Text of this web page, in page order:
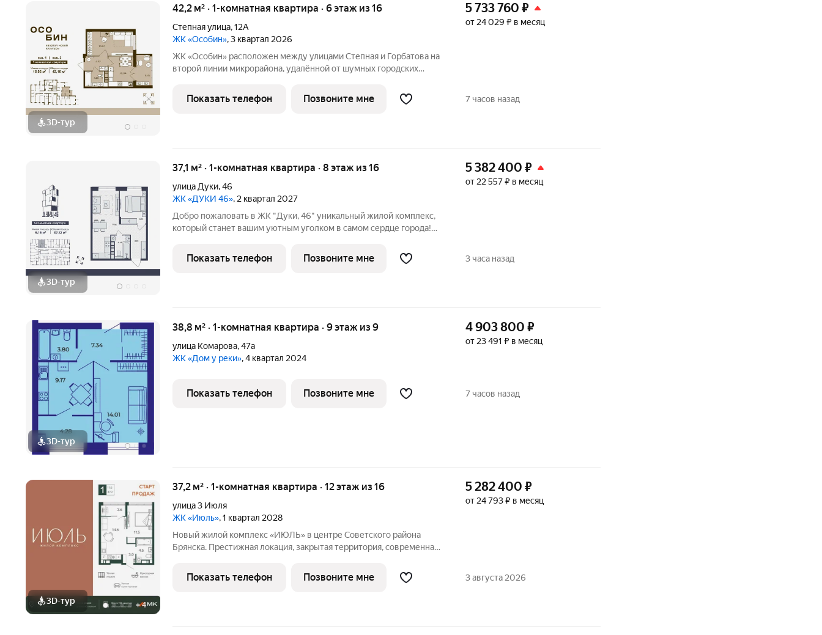
3D-тур
42,2 м² · 1-комнатная квартира · 6 этаж из 16
Степная улица,12А
ЖК «Особин», 3 квартал 2026
ЖК «Особин» расположен между улицами Степная и Горбатова на
второй линии микрорайона, удалённой от шумных городских
инфраструктурой подчеркивают самодостаточность жилого
квартала. ЖК «Особин»
5 733 760 ₽
от 24 029 ₽ в месяц
Показать телефон Позвоните мне 7 часов назад
3D-тур
37,1 м² · 1-комнатная квартира · 8 этаж из 16
улица Дуки,46
ЖК «ДУКИ 46», 2 квартал 2027
Добро пожаловать в ЖК "Дуки, 46" уникальный жилой комплекс,
который станет вашим уютным уголком в самом сердце города!
встроенными торгово-офисными помещениями и своей
автономной котельной от
5 382 400 ₽
от 22 557 ₽ в месяц
Показать телефон Позвоните мне 3 часа назад
3D-тур
38,8 м² · 1-комнатная квартира · 9 этаж из 9
улица Комарова,47а
ЖК «Дом у реки», 4 квартал 2024
4 903 800 ₽
от 23 491 ₽ в месяц
Показать телефон Позвоните мне 7 часов назад
3D-тур +4
37,2 м² · 1-комнатная квартира · 12 этаж из 16
улица 3 Июля
ЖК «Июль», 1 квартал 2028
Новый жилой комплекс «ИЮЛЬ» в центре Советского района
Брянска. Престижная локация, закрытая территория, современная
Срок вручения ключей I квартал 2028 года. Прямые продажи от
застройщика МК
5 282 400 ₽
от 24 793 ₽ в месяц
Показать телефон Позвоните мне 3 августа 2026